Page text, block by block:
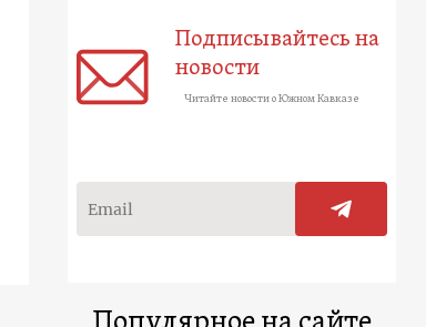
Подписывайтесь на
новости
Читайте новости о Южном Кавказе